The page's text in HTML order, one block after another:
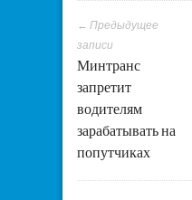
← Предыдущее
записи
Минтранс
запретит
водителям
зарабатывать на
попутчиках